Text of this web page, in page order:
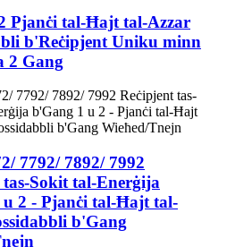
Pjanċi tal-Ħajt tal-Azzar
b'Reċipjent Uniku minn
2 Gang
7792/ 7892/ 7992
Sokit tal-Enerġija
u 2 - Pjanċi tal-Ħajt tal-
b'Gang